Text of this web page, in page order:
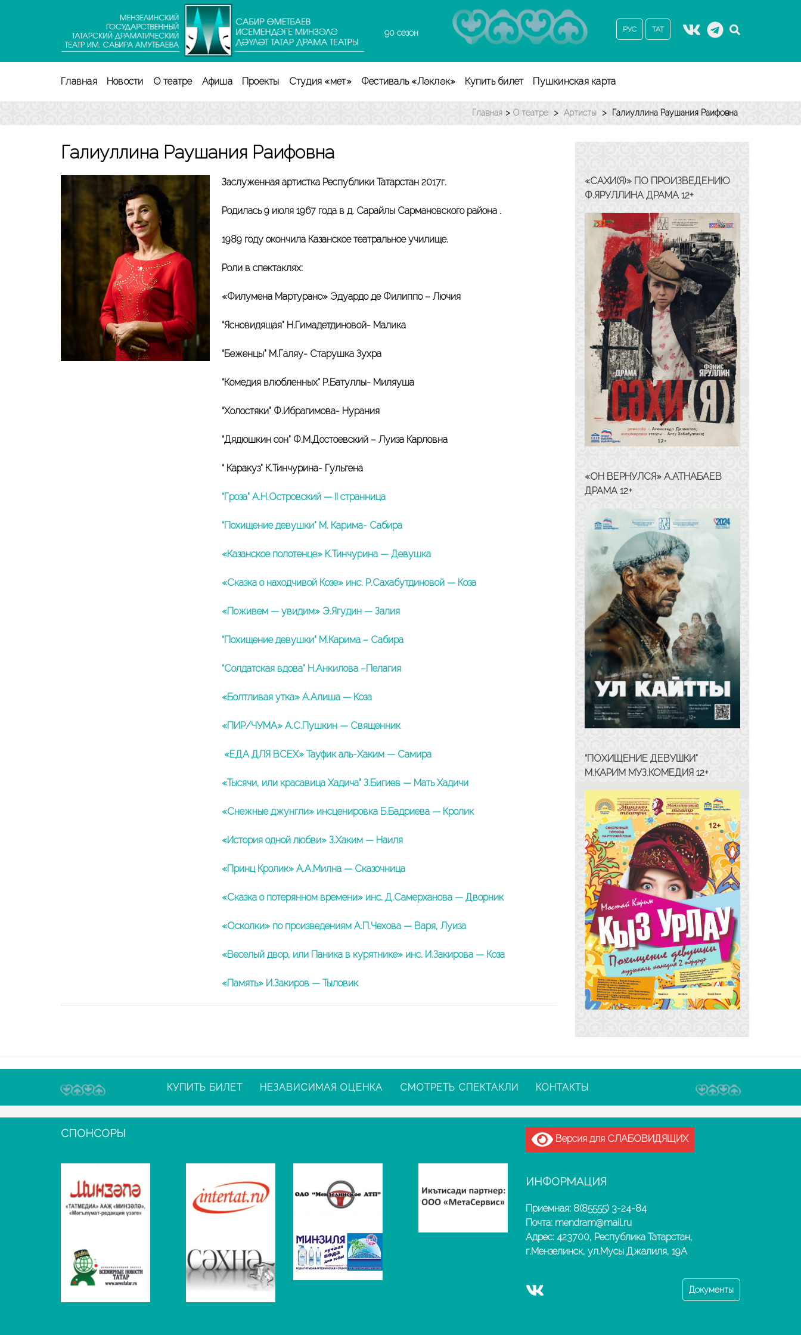
Enter)
90 сезон РУС ТАТ
Главная Новости О театре Афиша Проекты Студия «Өмет» Фестиваль «Ләкләк» Купить билет Пушкинская карта
Главная > О театре > Артисты > Галиуллина Раушания Раифовна
Галиуллина Раушания Раифовна
Заслуженная артистка Республики Татарстан 2017г.
Родилась 9 июля 1967 года в д. Сарайлы Сармановского района .
1989 году окончила Казанское театральное училище.
Роли в спектаклях:
«Филумена Мартурано» Эдуардо де Филиппо – Лючия
“Ясновидящая” Н.Гимадетдиновой- Малика
“Беженцы” М.Галяу- Старушка Зухра
“Комедия влюбленных” Р.Батуллы- Миляуша
“Холостяки” Ф.Ибрагимова- Нурания
“Дядюшкин сон” Ф.М.Достоевский – Луиза Карловна
“ Каракуз” К.Тинчурина- Гульгена
“Гроза” А.Н.Островский — II странница
“Похищение девушки” М. Карима- Сабира
«Казанское полотенце» К.Тинчурина — Девушка
«Сказка о находчивой Козе» инс. Р.Сахабутдиновой — Коза
«Поживем — увидим» Э.Ягудин — Залия
“Похищение девушки” М.Карима – Сабира
“Солдатская вдова” Н.Анкилова –Пелагия
«Болтливая утка» А.Алиша — Коза
«ПИР/ЧУМА» А.С.Пушкин — Священник
«ЕДА ДЛЯ ВСЕХ» Тауфик аль-Хаким — Самира
«Тысячи, или красавица Хадича” З.Бигиев — Мать Хадичи
«Снежные джунгли» инсценировка Б.Бадриева — Кролик
«История одной любви» З.Хаким — Наиля
«Принц Кролик» А.А.Милна — Сказочница
«Сказка о потерянном времени» инс. Д.Самерханова — Дворник
«Осколки» по произведениям А.П.Чехова — Варя, Луиза
«Веселый двор, или Паника в курятнике» инс. И.Закирова — Коза
«Память» И.Закиров — Тыловик
«САХИ(Я)» ПО ПРОИЗВЕДЕНИЮ
Ф.ЯРУЛЛИНА ДРАМА 12+
«ОН ВЕРНУЛСЯ» А.АТНАБАЕВ
ДРАМА 12+
“ПОХИЩЕНИЕ ДЕВУШКИ”
М.КАРИМ МУЗ.КОМЕДИЯ 12+
КУПИТЬ БИЛЕТ НЕЗАВИСИМАЯ ОЦЕНКА СМОТРЕТЬ СПЕКТАКЛИ КОНТАКТЫ
СПОНСОРЫ Версия для СЛАБОВИДЯЩИХ
ИНФОРМАЦИЯ
Приемная: 8(85555) 3-24-84
Почта: mendram@mail.ru
Адрес: 423700, Республика Татарстан,
г.Мензелинск, ул.Мусы Джалиля, 19А
Документы